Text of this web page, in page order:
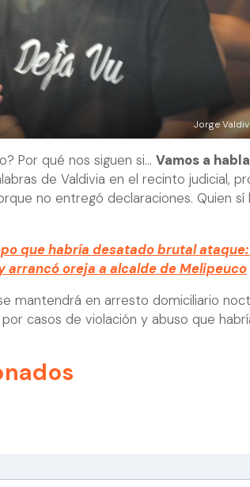
Jorge
Por qué nos siguen si... Vamos a
de Valdivia en el recinto judicial,
no entregó declaraciones. Quien sí
que habría desatado brutal
arrancó oreja a alcalde de Melipeuco
mantendrá en arresto domiciliario
casos de violación y abuso que